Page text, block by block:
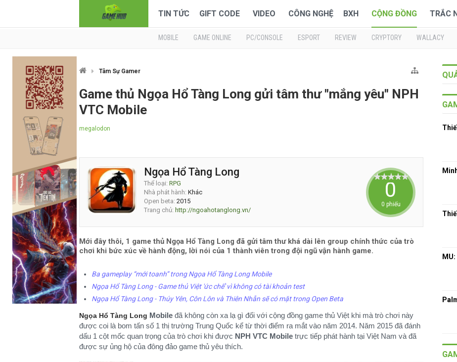
TIN TỨC GIFT CODE VIDEO CÔNG NGHỆ BXH CỘNG ĐỒNG TRẮC
MOBILE GAME ONLINE PC/CONSOLE ESPORT REVIEW CRYPTORY WALLACY
Tâm Sự Gamer
Game thủ Ngọa Hổ Tàng Long gửi tâm thư "mắng yêu" NPH
VTC Mobile
megalodon
Ngọa Hổ Tàng Long
Thể loại: RPG
Nhà phát hành: Khác
Open beta: 2015
Trang chủ: http://ngoahotanglong.vn/
0
0 phiếu
Mới đây thôi, 1 game thủ Ngọa Hổ Tàng Long đã gửi tâm thư khá dài lên group chính thức của trò
chơi khi bức xúc về hành động, lời nói của 1 thành viên trong đội ngũ vận hành game.
Ba gameplay “mới toanh” trong Ngọa Hổ Tàng Long Mobile
Ngọa Hổ Tàng Long - Game thủ Việt 'ức chế' vì không có tài khoản test
Ngọa Hổ Tàng Long - Thúy Yên, Côn Lôn và Thiên Nhẫn sẽ có mặt trong Open Beta
Ngọa Hổ Tàng Long Mobile đã không còn xa lạ gì đối với cộng đồng game thủ Việt khi mà trò chơi này
được coi là bom tấn số 1 thị trường Trung Quốc kể từ thời điểm ra mắt vào năm 2014. Năm 2015 đã đánh
dấu 1 cột mốc quan trọng của trò chơi khi được NPH VTC Mobile trực tiếp phát hành tại Việt Nam và đã
được sự ủng hộ của đông đảo game thủ yêu thích.